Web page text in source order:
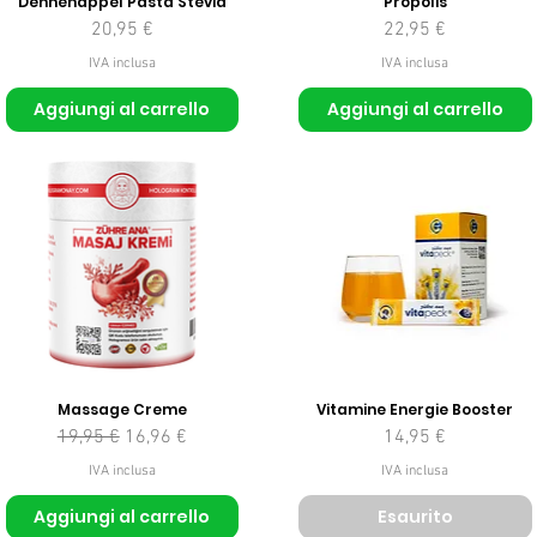
Prezzo
20,95 €
IVA inclusa
Aggiungi al carrello
Prezzo
22,95 €
IVA inclusa
Aggiungi al carrello
Massage Creme
Prezzo regolare
19,95 € Prezzo scontato
16,96 €
IVA inclusa
Aggiungi al carrello
Vitamine Energie Booster
Prezzo
14,95 €
IVA inclusa
Esaurito